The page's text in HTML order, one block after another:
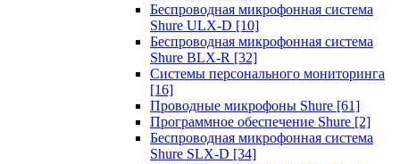
Беспроводная микрофонная система
Shure ULX-D [10]
Беспроводная микрофонная система
Shure BLX-R [32]
Системы персонального мониторинга
[16]
Проводные микрофоны Shure [61]
Программное обеспечение Shure [2]
Беспроводная микрофонная система
Shure SLX-D [34]